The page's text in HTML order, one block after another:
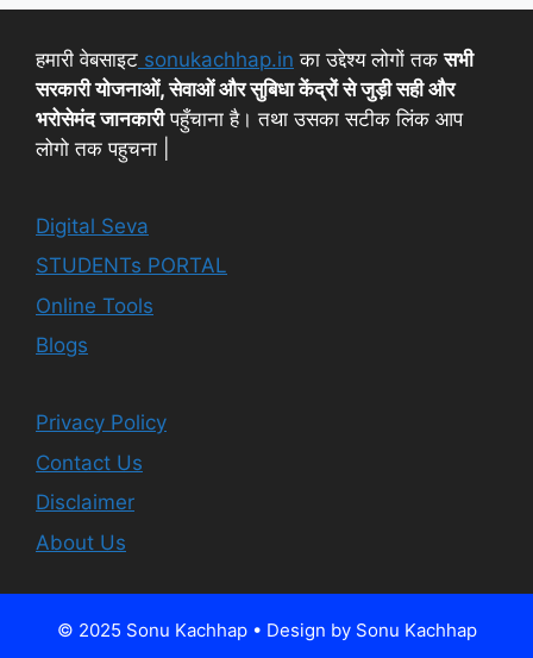
हमारी वेबसाइट sonukachhap.in का उद्देश्य लोगों तकसभी
सरकारी योजनाओं, सेवाओं और सुबिधा केंद्रों से जुड़ी सही और
भरोसेमंद जानकारीपहुँचाना है। तथा उसका सटीक लिंक आप
लोगो तक पहुचना |
Digital Seva
STUDENTs PORTAL
Online Tools
Blogs
Privacy Policy
Contact Us
Disclaimer
About Us
© 2025 Sonu Kachhap • Design by Sonu Kachhap